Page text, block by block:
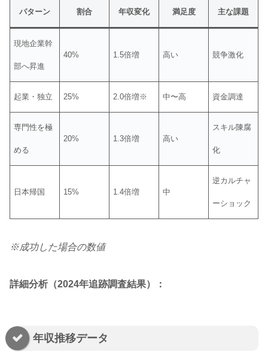
パターン 割合 年収変化 満足度 主な課題
現地企業幹
部へ昇進
40% 1.5倍増 高い 競争激化
起業・独立 25% 2.0倍増※ 中〜高 資金調達
専門性を極
める
20% 1.3倍増 高い
スキル陳腐
化
日本帰国 15% 1.4倍増 中
逆カルチャ
ーショック
※成功した場合の数値
詳細分析（2024年追跡調査結果）：
年収推移データ